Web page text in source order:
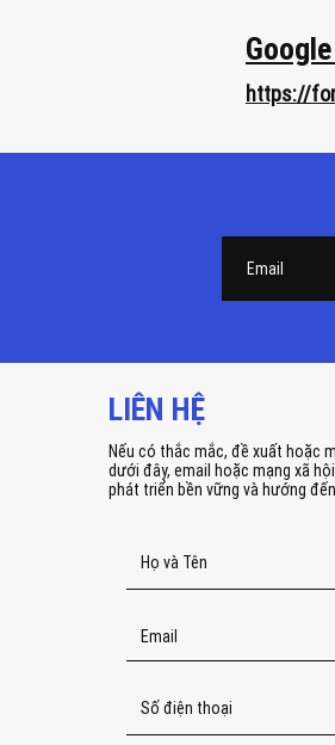
https://
LIÊN HỆ
Nếu có thắc mắc, đề xuất hoặc
dưới đây, email hoặc mạng xã
phát triển bền vững và hướng